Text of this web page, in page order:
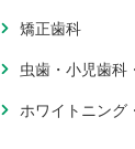
矯正歯科
虫歯・小児歯科
ホワイトニング